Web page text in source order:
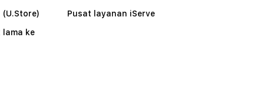
lama ke
Pusat layanan iServe